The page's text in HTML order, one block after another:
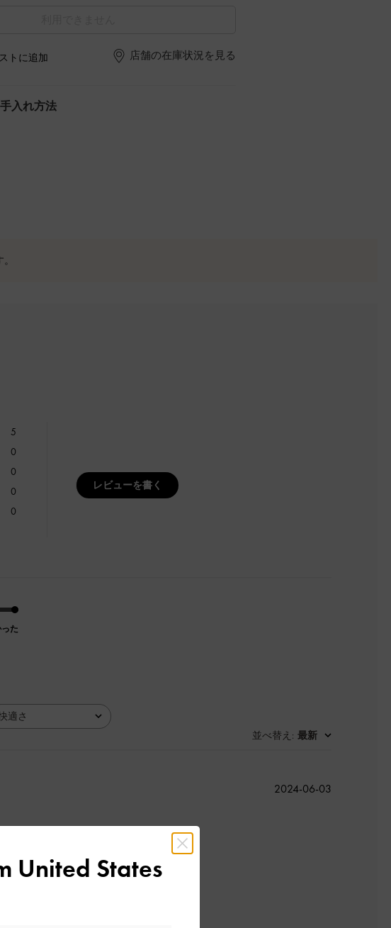
トに追加 店舗の在庫状況を見る
入れ方法
5
0
0
0
0
レビューを書く
た
適さ
全て
並べ替え : 最新
公
2024-06-03
United States